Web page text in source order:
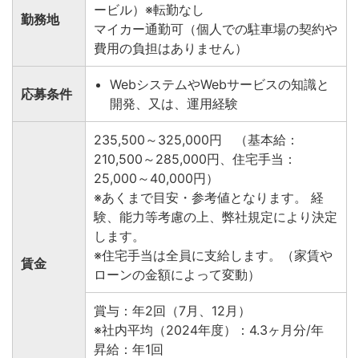
勤務地
ービル）※転勤なし
マイカー通勤可（個人での駐車場の契約や
費用の負担はありません）
応募条件
WebシステムやWebサービスの知識と
開発、又は、運用経験
賃金
235,500～325,000円 （基本給：
210,500～285,000円、住宅手当：
25,000～40,000円）
※あくまで目安・参考値となります。 経
験、能力等考慮の上、弊社規定により決定
します。
※住宅手当は全員に支給します。（家賃や
ローンの金額によって変動）
賞与：年2回（7月、12月）
※社内平均（2024年度）：4.3ヶ月分/年
昇給：年1回